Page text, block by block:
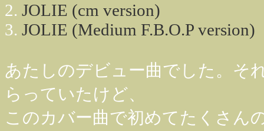
2. JOLIE (cm version)
3. JOLIE (Medium F.B.O.P version)
あたしのデビュー曲でした。そ
らっていたけど、
このカバー曲で初めてたくさん